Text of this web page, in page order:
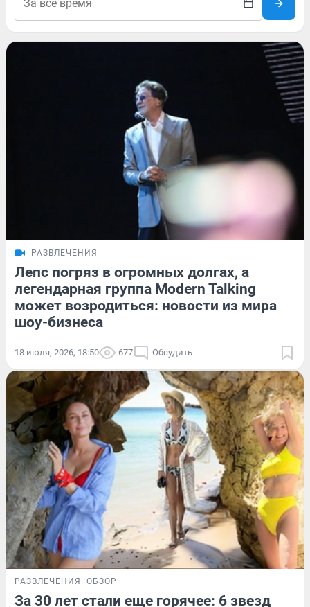
РАЗВЛЕЧЕНИЯ
Лепс погряз в огромных долгах, а
легендарная группа Modern Talking
может возродиться: новости из мира
шоу-бизнеса
18 июля, 2026, 18:50 677 Обсудить
РАЗВЛЕЧЕНИЯ ОБЗОР
За 30 лет стали еще горячее: 6 звезд